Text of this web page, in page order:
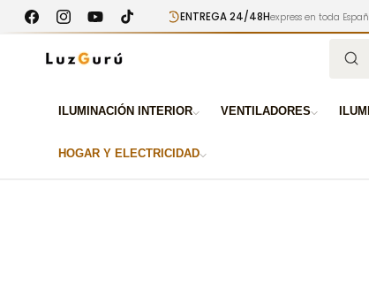
directamente
al contenido
FacebookInstagramYouTubeTikTok
a 100€ ENTREGA 24/48Hexpress en toda España
ILUMINACIÓN INTERIOR VENTILADORES
HOGAR Y ELECTRICIDAD